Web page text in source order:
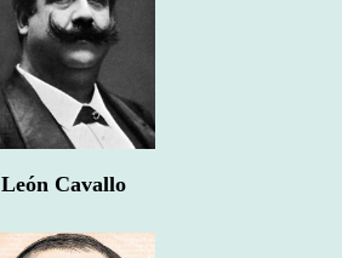
León Cavallo